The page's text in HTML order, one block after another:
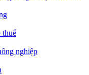
thuế
nghiệp